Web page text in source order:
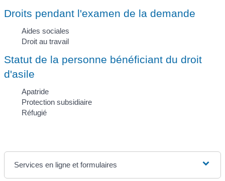
Droits pendant l'examen de la demande
Aides sociales
Droit au travail
Statut de la personne bénéficiant du droit
d'asile
Apatride
Protection subsidiaire
Réfugié
Services en ligne et formulaires